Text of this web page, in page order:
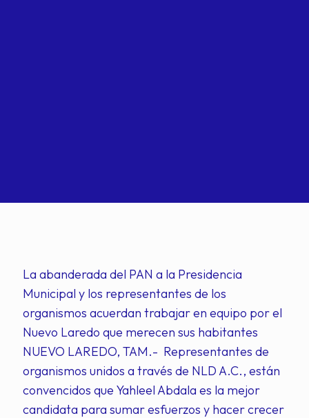
La abanderada del PAN a la Presidencia
Municipal y los representantes de los
organismos acuerdan trabajar en equipo por el
Nuevo Laredo que merecen sus habitantes
NUEVO LAREDO, TAM.- Representantes de
organismos unidos a través de NLD A.C., están
convencidos que Yahleel Abdala es la mejor
candidata para sumar esfuerzos y hacer crecer